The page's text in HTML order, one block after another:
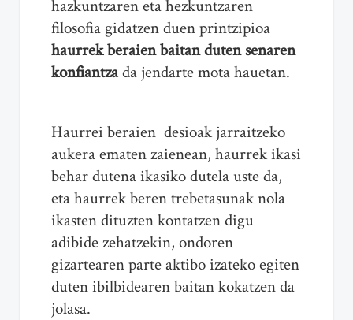
hazkuntzaren eta hezkuntzaren
filosofia gidatzen duen printzipioa
haurrek beraien baitan duten senaren
konfiantzada jendarte mota hauetan.
Haurrei beraien desioak jarraitzeko
aukera ematen zaienean, haurrek ikasi
behar dutena ikasiko dutela uste da,
eta haurrek beren trebetasunak nola
ikasten dituzten kontatzen digu
adibide zehatzekin, ondoren
gizartearen parte aktibo izateko egiten
duten ibilbidearen baitan kokatzen da
jolasa.